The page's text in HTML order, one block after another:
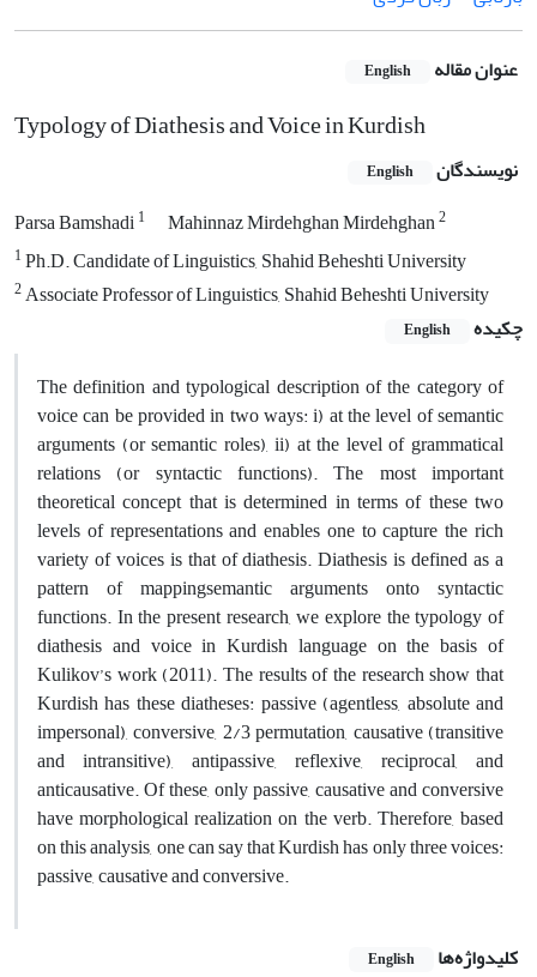
عنوان مقاله English
Typology of Diathesis and Voice in Kurdish
نویسندگان English
Parsa Bamshadi1 Mahinnaz Mirdehghan Mirdehghan2
1Ph.D. Candidate of Linguistics, Shahid Beheshti University
2Associate Professor of Linguistics, Shahid Beheshti University
چکیده
English
The definition and typological description of the category of
voice can be provided in two ways: i) at the level of semantic
arguments (or semantic roles), ii) at the level of grammatical
relations (or syntactic functions). The most important
theoretical concept that is determined in terms of these two
levels of representations and enables one to capture the rich
variety of voices is that of diathesis. Diathesis is defined as a
pattern of mappingsemantic arguments onto syntactic
functions. In the present research, we explore the typology of
diathesis and voice in Kurdish language on the basis of
Kulikov’s work (2011). The results of the research show that
Kurdish has these diatheses: passive (agentless, absolute and
impersonal), conversive, 2/3 permutation, causative (transitive
and intransitive), antipassive, reflexive, reciprocal, and
anticausative. Of these, only passive, causative and conversive
have morphological realization on the verb. Therefore, based
on this analysis, one can say that Kurdish has only three voices:
passive, causative and conversive.
کلیدواژه‌ها English